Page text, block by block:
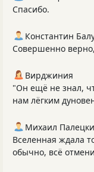
Спасибо.
Константин
Совершенно
Вирджиния
"Он ещё не знал,
нам лёгким
Михаил
Вселенная ждала
обычно, всё